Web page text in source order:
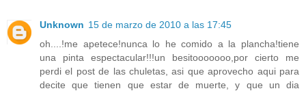
Unknown 15 de marzo de 2010 a las 17:45
oh....!me apetece!nunca lo he comido a la plancha!tiene
una pinta espectacular!!!un besitooooooo,por cierto me
perdi el post de las chuletas, asi que aprovecho aqui para
decite que tienen que estar de muerte, y que un dia